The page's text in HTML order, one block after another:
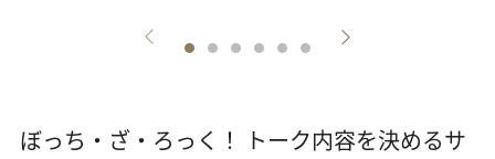
ぼっち・ざ・ろっく！ トーク内容を決めるサ